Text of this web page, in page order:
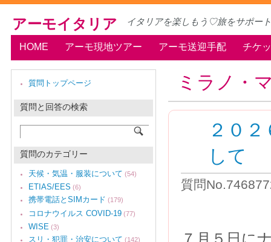
アーモイタリア イタリアを楽しもう♡旅をサポート
HOME アーモ現地ツアー アーモ送迎手配 チケ
ミラノ・
２０
して
質問
７月５日に
質問トップページ
質問と回答の検索
質問のカテゴリー
天候・気温・服装について (54)
ETIAS/EES (6)
携帯電話とSIMカード (179)
コロナウイルス COVID-19 (77)
WISE (3)
スリ・犯罪・治安について (142)